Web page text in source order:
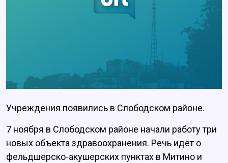
Учреждения появились в Слободском районе.
7 ноября в Слободском районе начали работу три
новых объекта здравоохранения. Речь идёт о
фельдшерско-акушерских пунктах в Митино и